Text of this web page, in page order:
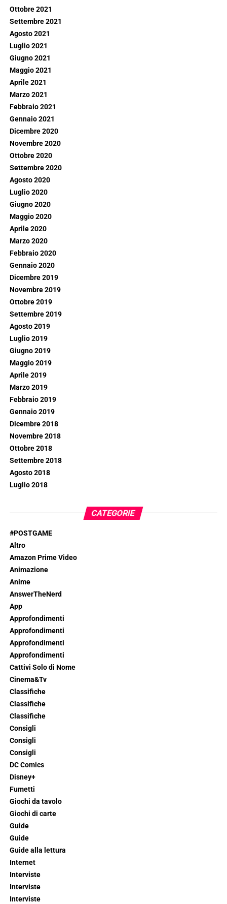
Ottobre 2021
Settembre 2021
Agosto 2021
Luglio 2021
Giugno 2021
Maggio 2021
Aprile 2021
Marzo 2021
Febbraio 2021
Gennaio 2021
Dicembre 2020
Novembre 2020
Ottobre 2020
Settembre 2020
Agosto 2020
Luglio 2020
Giugno 2020
Maggio 2020
Aprile 2020
Marzo 2020
Febbraio 2020
Gennaio 2020
Dicembre 2019
Novembre 2019
Ottobre 2019
Settembre 2019
Agosto 2019
Luglio 2019
Giugno 2019
Maggio 2019
Aprile 2019
Marzo 2019
Febbraio 2019
Gennaio 2019
Dicembre 2018
Novembre 2018
Ottobre 2018
Settembre 2018
Agosto 2018
Luglio 2018
CATEGORIE
#POSTGAME
Altro
Amazon Prime Video
Animazione
Anime
AnswerTheNerd
App
Approfondimenti
Approfondimenti
Approfondimenti
Approfondimenti
Cattivi Solo di Nome
Cinema&Tv
Classifiche
Classifiche
Classifiche
Consigli
Consigli
Consigli
DC Comics
Disney+
Fumetti
Giochi da tavolo
Giochi di carte
Guide
Guide
Guide alla lettura
Internet
Interviste
Interviste
Interviste